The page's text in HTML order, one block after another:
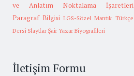
ve Anlatım
Noktalama İşaretleri
Paragraf Bilgisi LGS-Sözel Mantık Türkçe
Dersi Slaytlar Şair Yazar Biyografileri
İletişim Formu